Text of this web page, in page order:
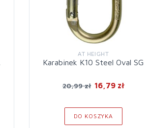
AT HEIGHT
Karabinek K10 Steel Oval SG
20,99 zł 16,79 zł
DO KOSZYKA